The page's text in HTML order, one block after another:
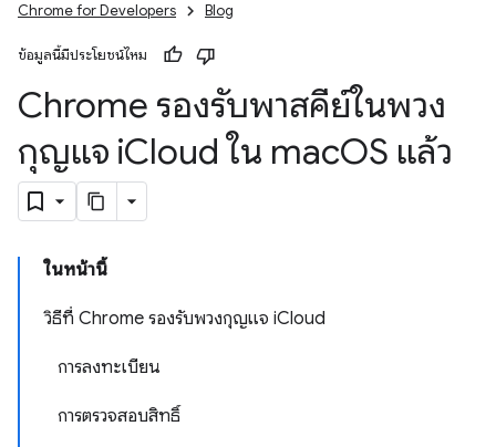
Chrome for Developers Blog
ข้อมูลนี้มีประโยชน์ไหม
Chrome รองรับพาสคีย์ในพวง
กุญแจ iCloud ใน macOS แล้ว
ในหน้านี้
วิธีที่ Chrome รองรับพวงกุญแจ iCloud
การลงทะเบียน
การตรวจสอบสิทธิ์